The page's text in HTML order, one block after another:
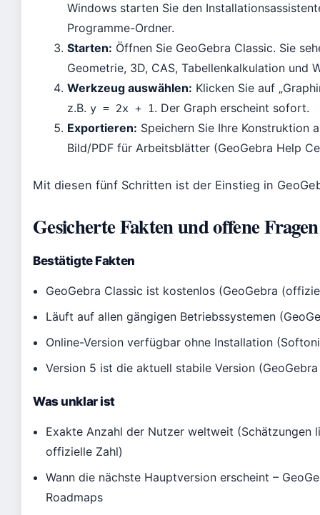
Windows starten Sie den
Programme-Ordner.
Starten: Öffnen Sie GeoGebra Classic. Sie
Geometrie, 3D, CAS, Tabellenkalkulation und
Werkzeug auswählen: Klicken Sie auf
z.B. y = 2x + 1. Der Graph erscheint sofort.
Exportieren: Speichern Sie Ihre Konstruktion
Bild/PDF für Arbeitsblätter (GeoGebra Help
Mit diesen fünf Schritten ist der Einstieg in
Gesicherte Fakten und offene Fragen
Bestätigte Fakten
GeoGebra Classic ist kostenlos (GeoGebra
Läuft auf allen gängigen Betriebssystemen
Online-Version verfügbar ohne Installation
Version 5 ist die aktuell stabile Version
Was unklar ist
Exakte Anzahl der Nutzer weltweit (Schätzungen
offizielle Zahl)
Wann die nächste Hauptversion erscheint –
Roadmaps